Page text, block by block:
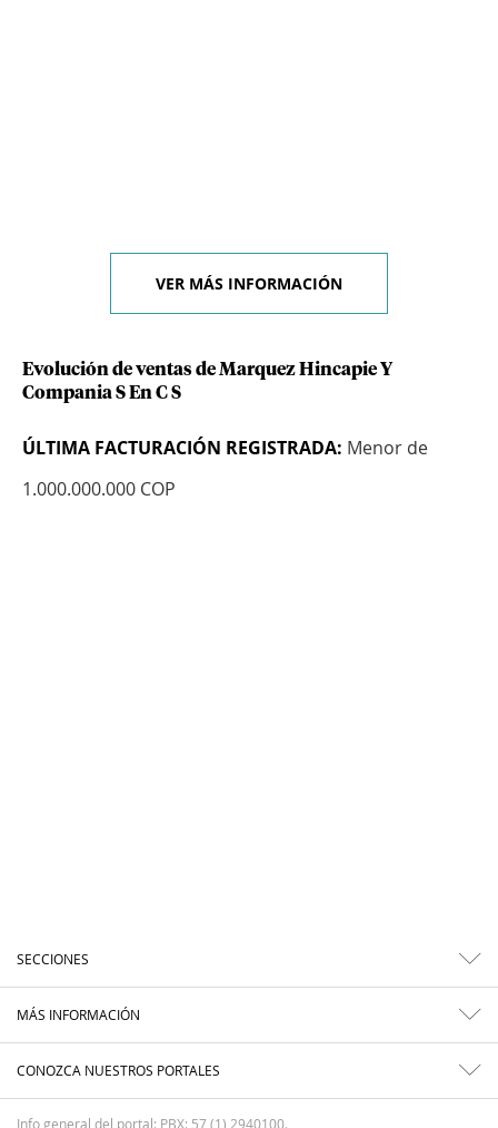
VER MÁS INFORMACIÓN
Evolución de ventas de Marquez Hincapie Y
Compania S En C S
ÚLTIMA FACTURACIÓN REGISTRADA: Menor de
1.000.000.000 COP
SECCIONES
MÁS INFORMACIÓN
CONOZCA NUESTROS PORTALES
Info general del portal: PBX: 57 (1) 2940100.